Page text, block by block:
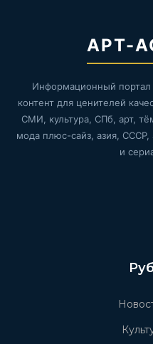
АРТ-
Информационный портал
контент для ценителей
СМИ, культура, СПб, арт,
мода плюс-сайз, азия,
и